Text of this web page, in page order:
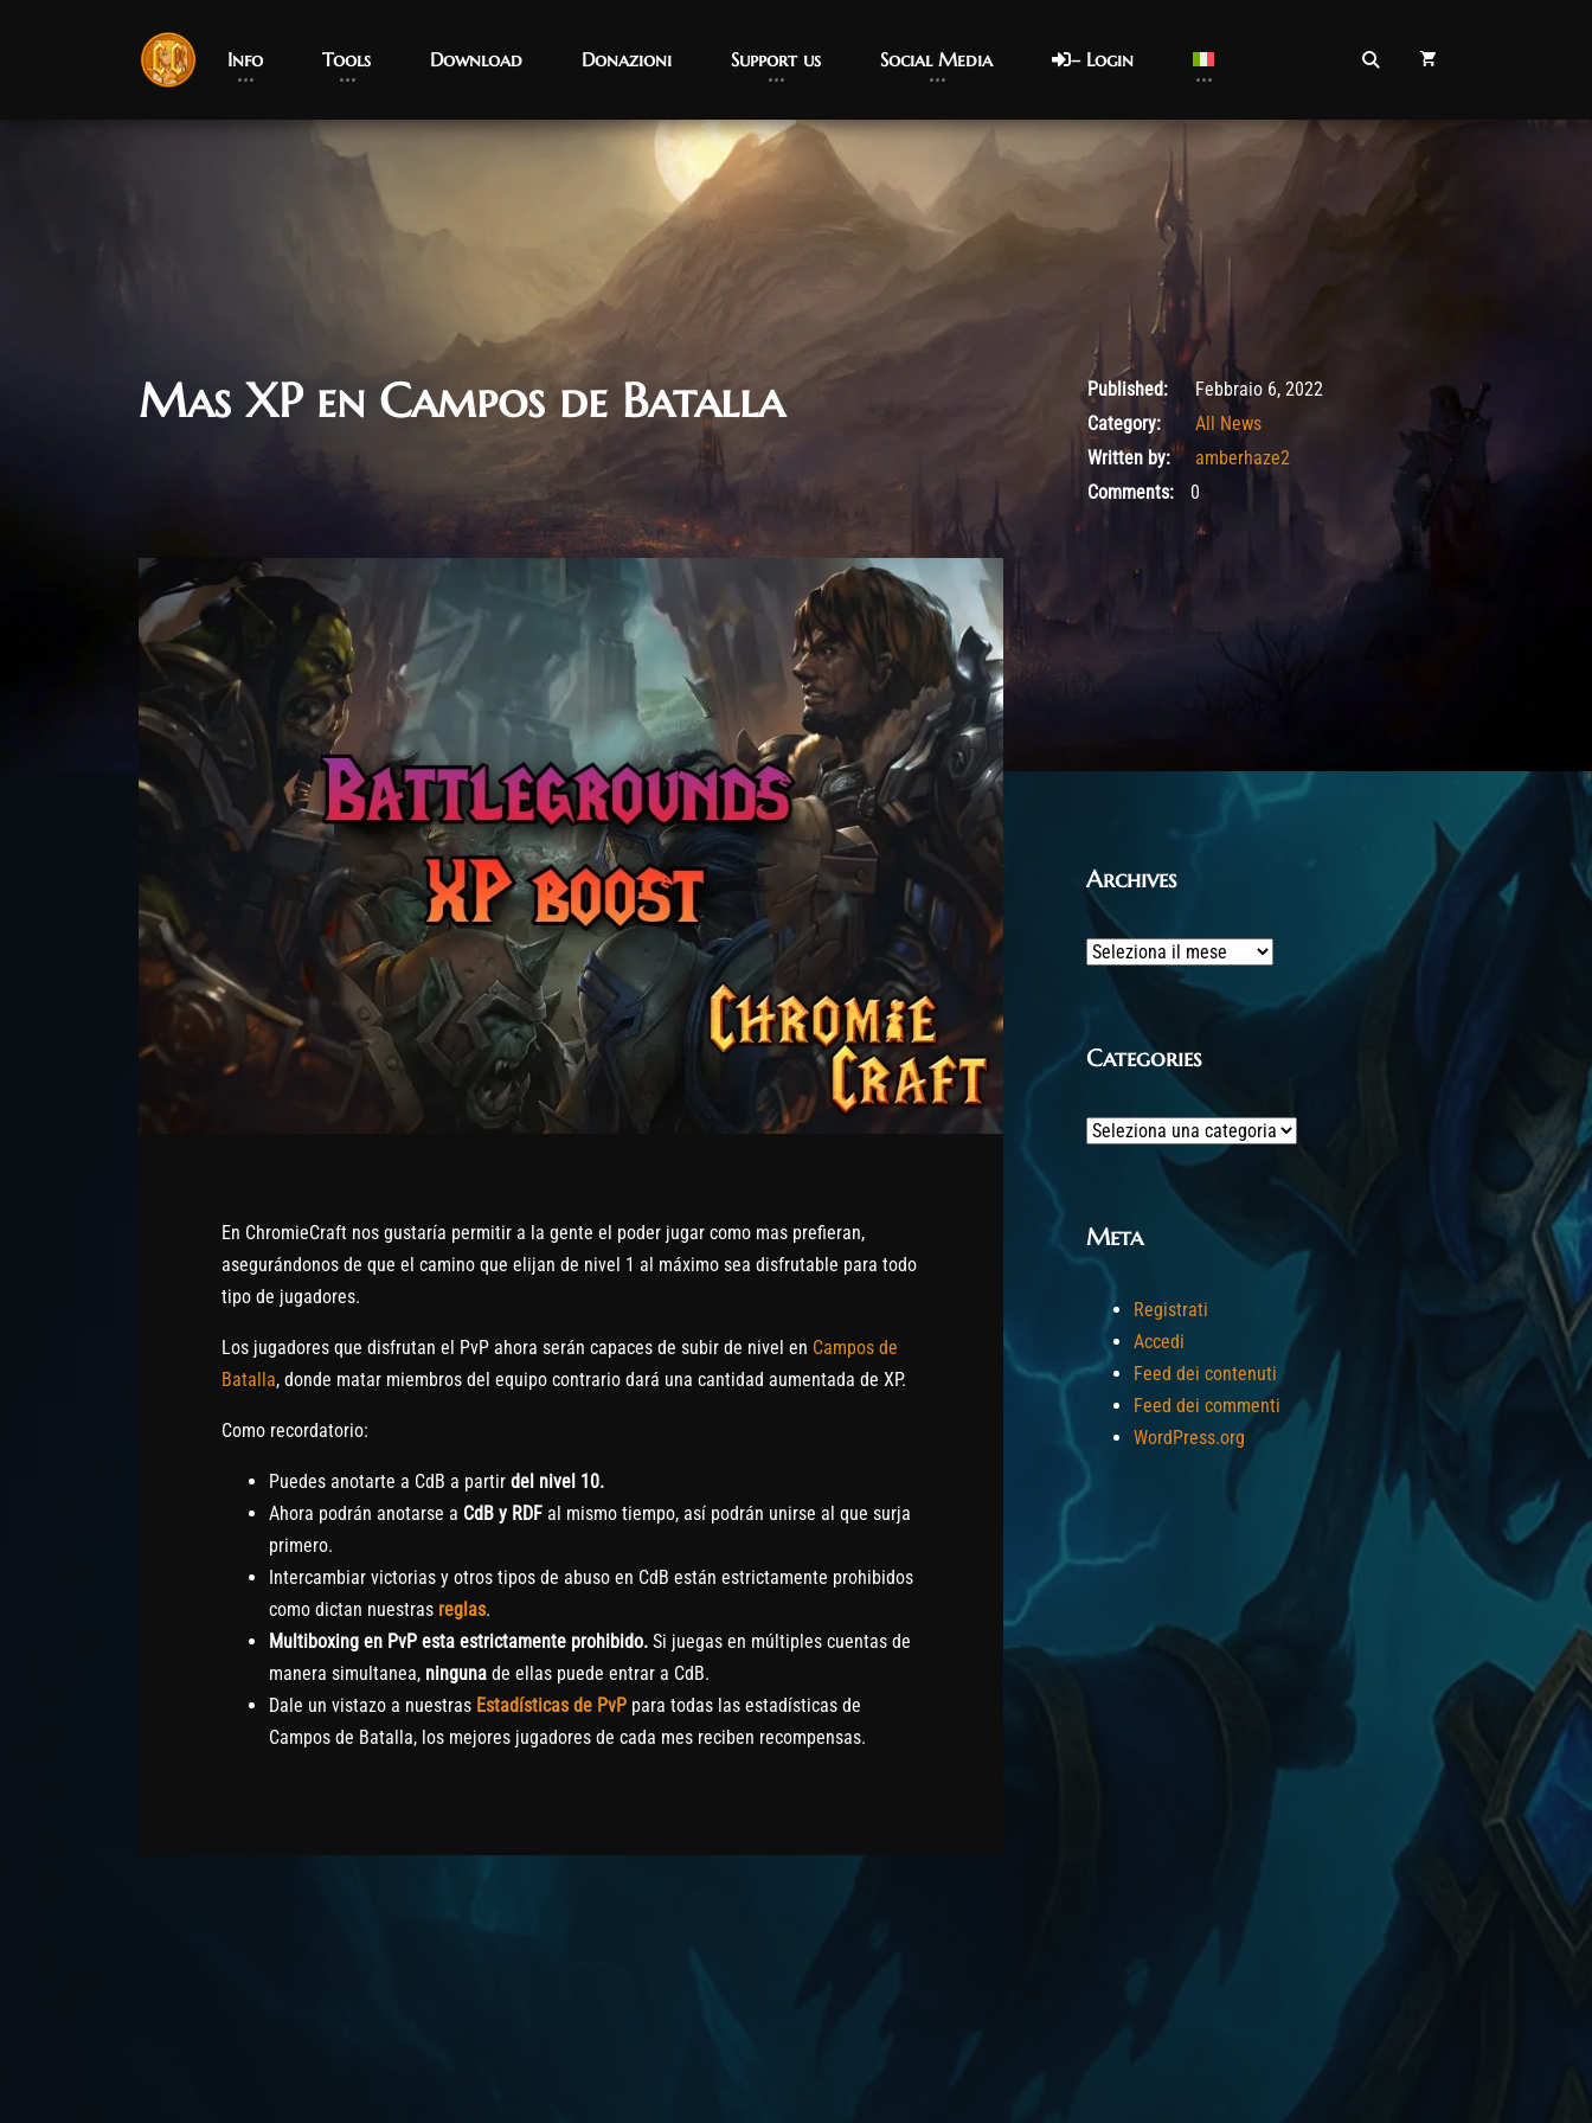
Info Tools Download Donazioni Support us Social Media – Login
Mas XP en Campos de Batalla Febbraio 10, 2022
Published:
Febbraio 6, 2022
Category:
All News
Written by:
amberhaze2
Comments:
0
En ChromieCraft nos gustaría permitir a la gente el poder jugar como mas prefieran,
asegurándonos de que el camino que elijan de nivel 1 al máximo sea disfrutable para todo
tipo de jugadores.
Los jugadores que disfrutan el PvP ahora serán capaces de subir de nivel en Campos de
Batalla, donde matar miembros del equipo contrario dará una cantidad aumentada de XP.
Como recordatorio:
Puedes anotarte a CdB a partir del nivel 10.
Ahora podrán anotarse a CdB y RDF al mismo tiempo, así podrán unirse al que surja
primero.
Intercambiar victorias y otros tipos de abuso en CdB están estrictamente prohibidos
como dictan nuestras reglas.
Multiboxing en PvP esta estrictamente prohibido. Si juegas en múltiples cuentas de
manera simultanea, ninguna de ellas puede entrar a CdB.
Dale un vistazo a nuestras Estadísticas de PvP para todas las estadísticas de
Campos de Batalla, los mejores jugadores de cada mes reciben recompensas.
Archives
Archives
Categories
Categories
Meta
Registrati
Accedi
Feed dei contenuti
Feed dei commenti
WordPress.org